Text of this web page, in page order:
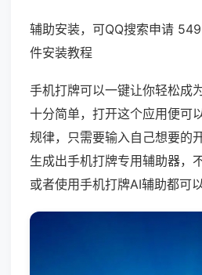
辅助安装，可QQ搜索申请
件安装教程
手机打牌可以一键让你轻松成
十分简单，打开这个应用便可
规律，只需要输入自己想要的
生成出手机打牌专用辅助器，
或者使用手机打牌AI辅助都可